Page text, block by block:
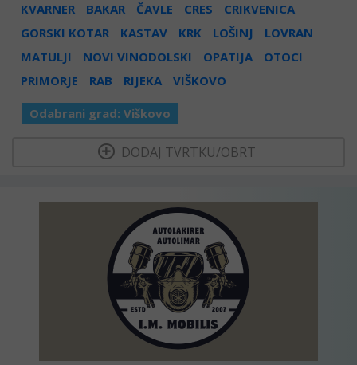
KVARNER BAKAR ČAVLE CRES
CRIKVENICA
GORSKI KOTAR
KASTAV KRK LOŠINJ
LOVRAN
MATULJI
NOVI VINODOLSKI OPATIJA
OTOCI
PRIMORJE
RAB RIJEKA VIŠKOVO
Odabrani grad: Viškovo
DODAJ TVRTKU/OBRT